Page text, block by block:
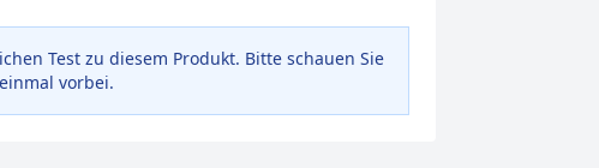
Test zu diesem Produkt. Bitte schauen Sie
vorbei.